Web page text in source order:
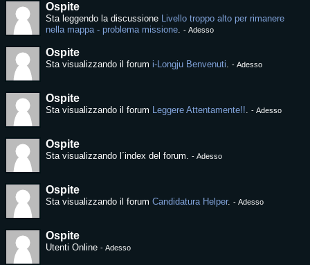
Ospite
Sta leggendo la discussione Livello troppo alto per rimanere
nella mappa - problema missione. - Adesso
Ospite
Sta visualizzando il forum i-Longju Benvenuti. - Adesso
Ospite
Sta visualizzando il forum Leggere Attentamente!!. - Adesso
Ospite
Sta visualizzando l´index del forum. - Adesso
Ospite
Sta visualizzando il forum Candidatura Helper. - Adesso
Ospite
Utenti Online - Adesso